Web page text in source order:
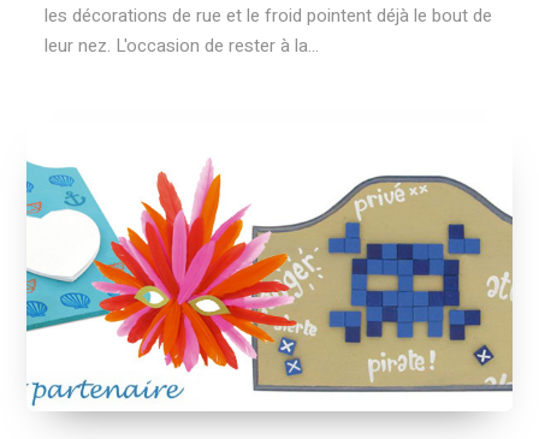
les décorations de rue et le froid pointent déjà le bout de
leur nez. L'occasion de rester à la...